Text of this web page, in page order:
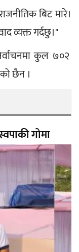
बिट मारे।
व्यक्त गर्दछु।"
कुल ७०२
छैन ।
गोमा